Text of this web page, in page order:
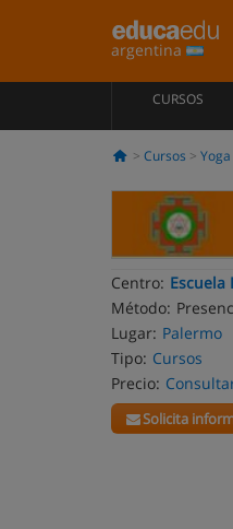
argentina
CURSOS
Cursos Yoga
Centro: Escuela
Método:
Lugar: Palermo
Tipo: Cursos
Precio:
Solicita